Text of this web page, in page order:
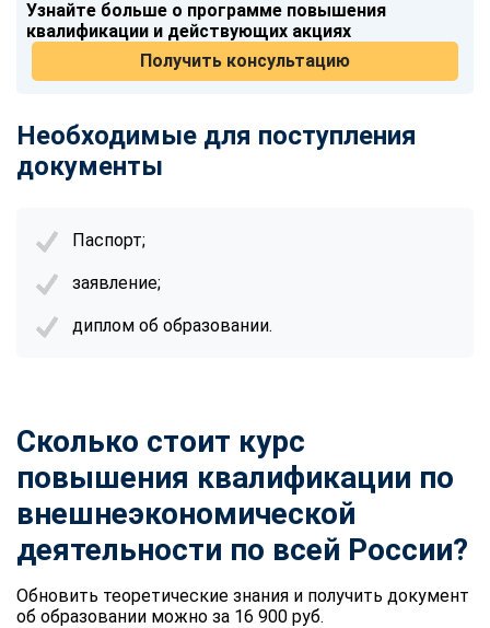
Узнайте больше о программе повышения
квалификации и действующих акциях
Получить консультацию
Необходимые для поступления
документы
Паспорт;
заявление;
диплом об образовании.
Сколько стоит курс
повышения квалификации по
внешнеэкономической
деятельности по всей России?
Обновить теоретические знания и получить документ
об образовании можно за 16 900 руб.